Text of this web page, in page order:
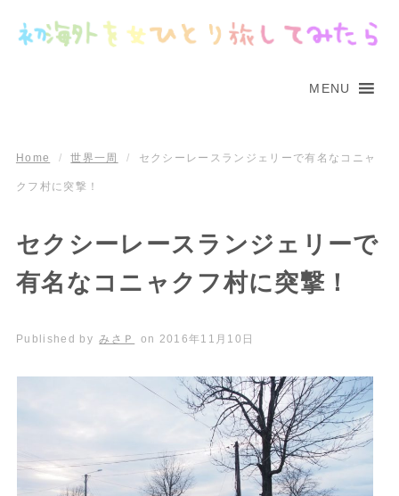
MENU
Home / 世界一周 / セクシーレースランジェリーで有名なコニャ
クフ村に突撃！
セクシーレースランジェリーで
有名なコニャクフ村に突撃！
Published by みさＰ on 2016年11月10日